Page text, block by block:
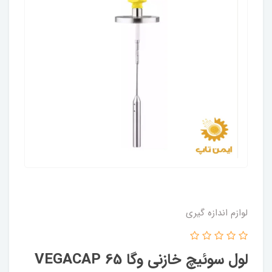
لوازم اندازه گیری
لول‌ سوئیچ خازنی وگا VEGACAP 65